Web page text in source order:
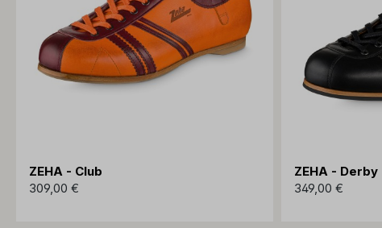
ZEHA - Club
309,00 €
ZEHA - Derby
349,00 €